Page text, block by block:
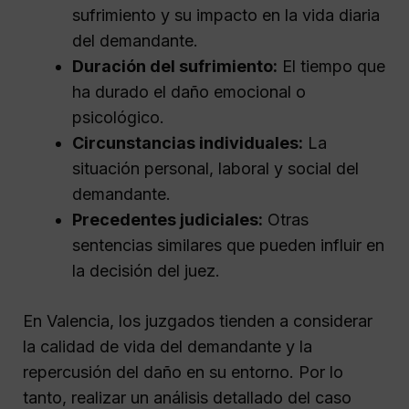
sufrimiento y su impacto en la vida diaria
del demandante.
Duración del sufrimiento: El tiempo que
ha durado el daño emocional o
psicológico.
Circunstancias individuales: La
situación personal, laboral y social del
demandante.
Precedentes judiciales: Otras
sentencias similares que pueden influir en
la decisión del juez.
En Valencia, los juzgados tienden a considerar
la calidad de vida del demandante y la
repercusión del daño en su entorno. Por lo
tanto, realizar un análisis detallado del caso